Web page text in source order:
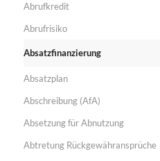
Abrufkredit
Abrufrisiko
Absatzfinanzierung
Absatzplan
Abschreibung (AfA)
Absetzung für Abnutzung
Abtretung Rückgewähransprüche